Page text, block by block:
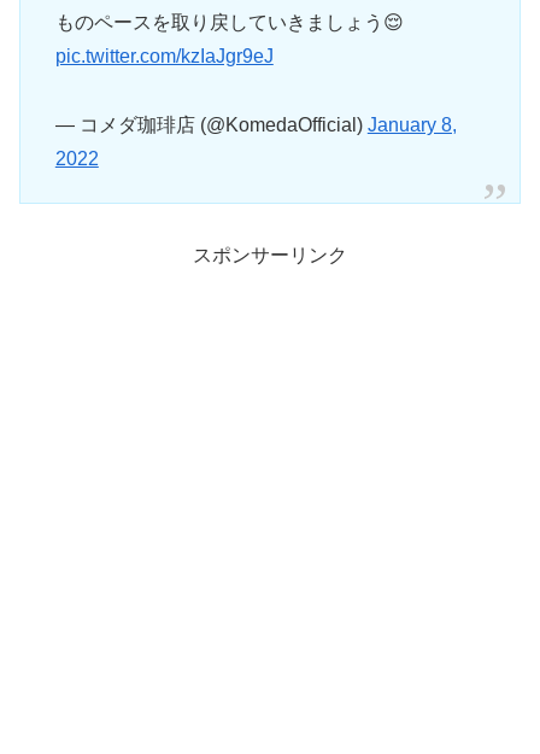
ものペースを取り戻していきましょう😌
pic.twitter.com/kzIaJgr9eJ
— コメダ珈琲店 (@KomedaOfficial) January 8,
2022
スポンサーリンク